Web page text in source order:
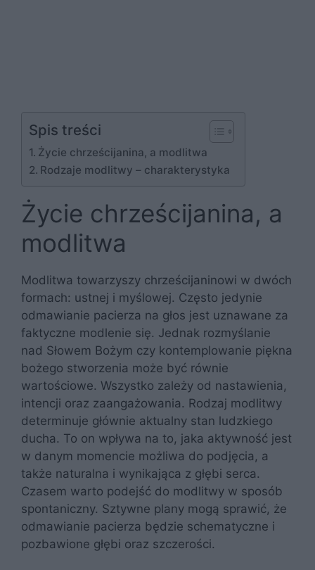
Spis treści
Życie chrześcijanina, a modlitwa
Rodzaje modlitwy – charakterystyka
Życie chrześcijanina, a
modlitwa
Modlitwa towarzyszy chrześcijaninowi w dwóch
formach: ustnej i myślowej. Często jedynie
odmawianie pacierza na głos jest uznawane za
faktyczne modlenie się. Jednak rozmyślanie
nad Słowem Bożym czy kontemplowanie piękna
bożego stworzenia może być równie
wartościowe. Wszystko zależy od nastawienia,
intencji oraz zaangażowania. Rodzaj modlitwy
determinuje głównie aktualny stan ludzkiego
ducha. To on wpływa na to, jaka aktywność jest
w danym momencie możliwa do podjęcia, a
także naturalna i wynikająca z głębi serca.
Czasem warto podejść do modlitwy w sposób
spontaniczny. Sztywne plany mogą sprawić, że
odmawianie pacierza będzie schematyczne i
pozbawione głębi oraz szczerości.